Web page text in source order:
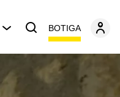
BOTIGA